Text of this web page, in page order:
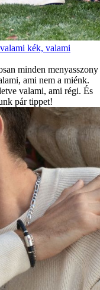
kék, valami
minden menyasszony
ami nem a miénk.
valami, ami régi. És
pár tippet!